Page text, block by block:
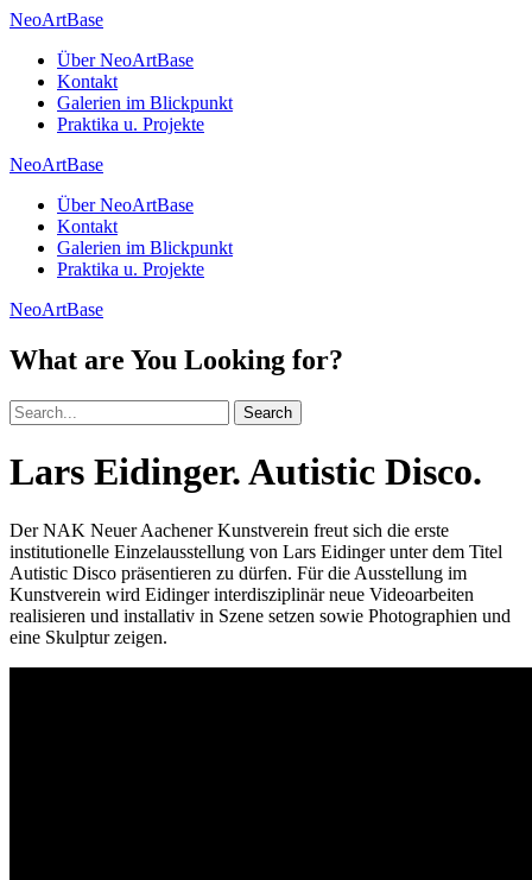
NeoArtBase
Über NeoArtBase
Kontakt
Galerien im Blickpunkt
Praktika u. Projekte
NeoArtBase
Über NeoArtBase
Kontakt
Galerien im Blickpunkt
Praktika u. Projekte
NeoArtBase
What are You Looking for?
Search
Lars Eidinger. Autistic Disco.
Der NAK Neuer Aachener Kunstverein freut sich die erste
institutionelle Einzelausstellung von Lars Eidinger unter dem Titel
Autistic Disco präsentieren zu dürfen. Für die Ausstellung im
Kunstverein wird Eidinger interdisziplinär neue Videoarbeiten
realisieren und installativ in Szene setzen sowie Photographien und
eine Skulptur zeigen.